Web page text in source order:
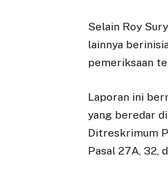
Selain Roy
lainnya
pemeriksaan
Laporan ini
yang beredar
Ditreskrimum
Pasal 27A, 32,